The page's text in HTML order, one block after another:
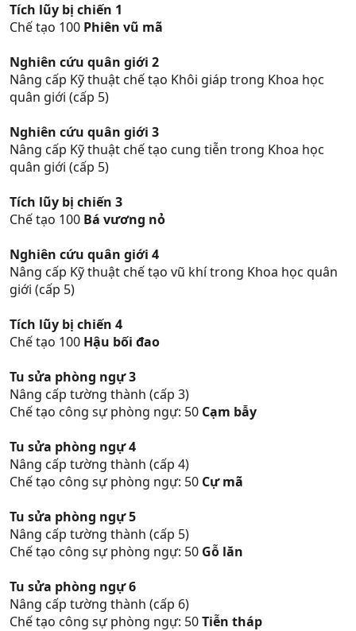
Tích lũy bị chiến 1
Chế tạo 100 Phiên vũ mã
Nghiên cứu quân giới 2
Nâng cấp Kỹ thuật chế tạo Khôi giáp trong Khoa học
quân giới (cấp 5)
Nghiên cứu quân giới 3
Nâng cấp Kỹ thuật chế tạo cung tiễn trong Khoa học
quân giới (cấp 5)
Tích lũy bị chiến 3
Chế tạo 100 Bá vương nỏ
Nghiên cứu quân giới 4
Nâng cấp Kỹ thuật chế tạo vũ khí trong Khoa học quân
giới (cấp 5)
Tích lũy bị chiến 4
Chế tạo 100 Hậu bối đao
Tu sửa phòng ngự 3
Nâng cấp tường thành (cấp 3)
Chế tạo công sự phòng ngự: 50 Cạm bẫy
Tu sửa phòng ngự 4
Nâng cấp tường thành (cấp 4)
Chế tạo công sự phòng ngự: 50 Cự mã
Tu sửa phòng ngự 5
Nâng cấp tường thành (cấp 5)
Chế tạo công sự phòng ngự: 50 Gỗ lăn
Tu sửa phòng ngự 6
Nâng cấp tường thành (cấp 6)
Chế tạo công sự phòng ngự: 50Tiễn tháp